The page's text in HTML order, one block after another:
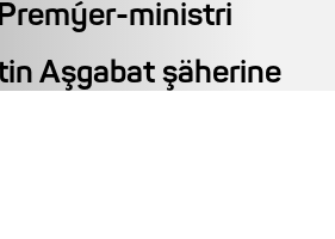
ministri
Aşgabat şäherine